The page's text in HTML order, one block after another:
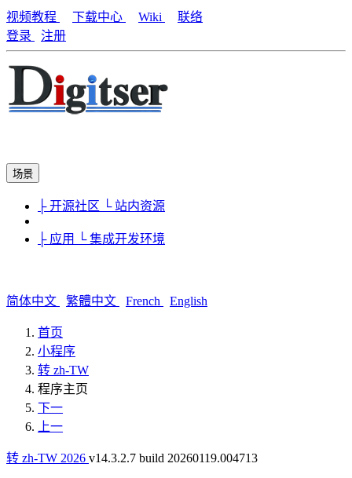
视频教程 下载中心 Wiki
联络
登录
注册
场景
├ 开源社区 └ 站内资源
├ 应用 └ 集成开发环境
简体中文 繁體中文 French English
首页
小程序
转 zh-TW
程序主页
下一
上一
转 zh-TW 2026 v14.3.2.7 build 20260119.004713